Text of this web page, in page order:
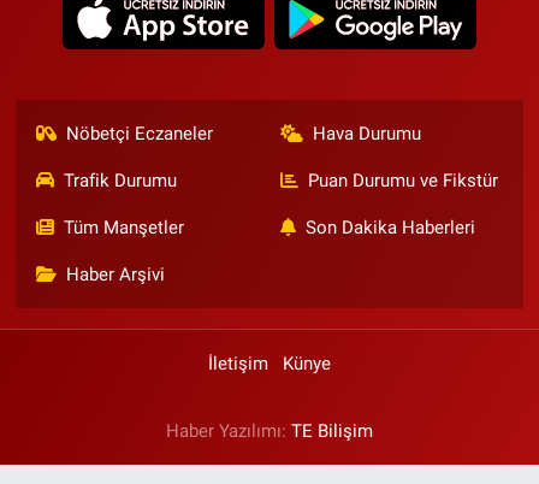
Nöbetçi Eczaneler Hava Durumu
Trafik Durumu Puan Durumu ve Fikstür
Tüm Manşetler Son Dakika Haberleri
Haber Arşivi
İletişim Künye
Haber Yazılımı: TE Bilişim